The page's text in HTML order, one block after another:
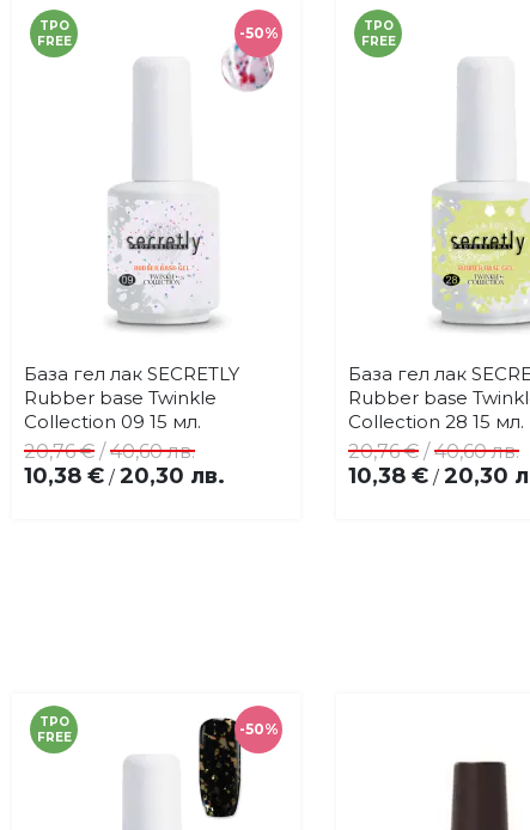
-50%
TPO
FREE
Добави
в
любими
Купи
База гел лак SECRETLY
Rubber base Twinkle
Collection 09 15 мл.
10,38 € / 20,30 лв.
20,76 € /40,60 лв.
TPO
FREE
в
Купи
База гел лак
Rubber base
Collection 28 15 мл.
10,38 € / 20,30
20,76 € /40,60 лв.
-50%
TPO
FREE